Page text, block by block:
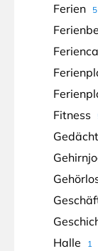
Ferien 5
Fitness
Halle 1